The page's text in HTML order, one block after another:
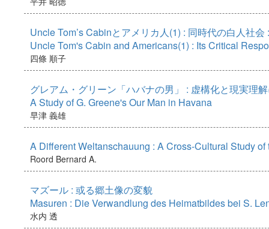
Uncle Tom’s Cabinとアメリカ人(1) : 同時代の白人社
Uncle Tom's Cabin and Americans(1) : Its Critical
四條 順子
グレアム・グリーン「ハバナの男」 : 虚構化と現実理
A Study of G. Greene's Our Man in Havana
早津 義雄
A Different Weltanschauung : A Cross-Cultural Study
Roord Bernard A.
マズール : 或る郷土像の変貌
Masuren : Die Verwandlung des Heimatbildes bei S.
水内 透